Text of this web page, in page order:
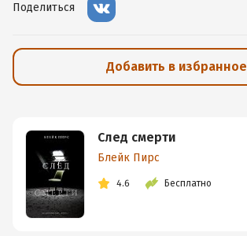
Поделиться
Добавить в избранное
След смерти
Блейк Пирс
4.6 Бесплатно